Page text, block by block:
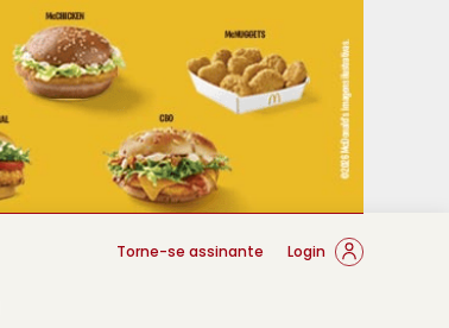
Torne-se assinante Login